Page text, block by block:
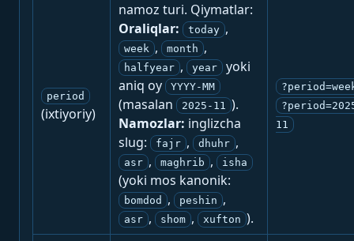
period
(ixtiyoriy)
namoz turi. Qiymatlar:
Oraliqlar:
today ,
week , month ,
halfyear , year
yoki
aniq oy
YYYY-MM
(masalan 2025-11 ).
Namozlar: inglizcha
slug:
fajr , dhuhr ,
asr , maghrib , isha
(yoki mos kanonik:
bomdod , peshin ,
asr , shom , xufton ).
11